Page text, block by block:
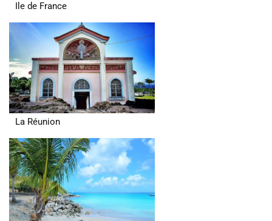
Ile de France
La Réunion